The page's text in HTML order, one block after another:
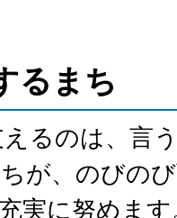
るまち
るのは、言
が、のびの
実に努めま